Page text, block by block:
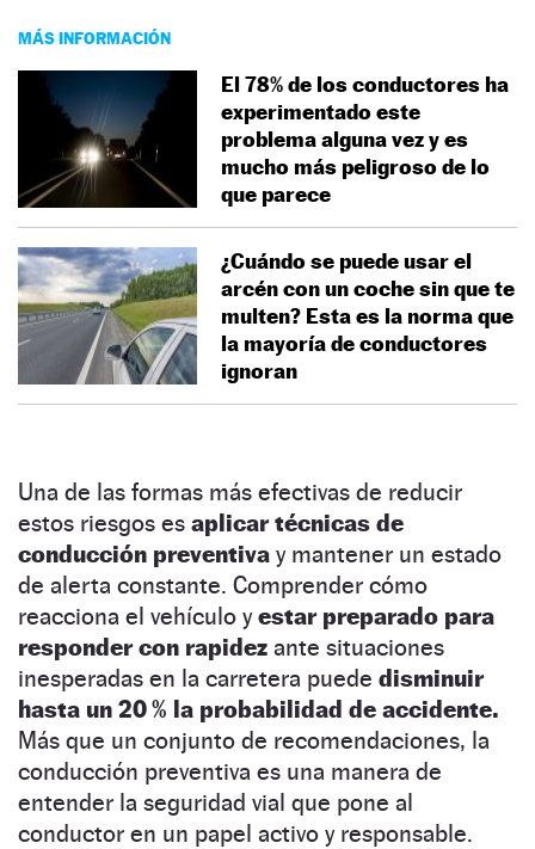
MÁS INFORMACIÓN
El 78% de los conductores ha
experimentado este
problema alguna vez y es
mucho más peligroso de lo
que parece
¿Cuándo se puede usar el
arcén con un coche sin que te
multen? Esta es la norma que
la mayoría de conductores
ignoran
Una de las formas más efectivas de reducir
estos riesgos es aplicar técnicas de
conducción preventiva y mantener un estado
de alerta constante. Comprender cómo
reacciona el vehículo yestar preparado para
responder con rapidez ante situaciones
inesperadas en la carretera puede disminuir
hasta un 20 % la probabilidad de accidente.
Más que un conjunto de recomendaciones, la
conducción preventiva es una manera de
entender la seguridad vial que pone al
conductor en un papel activo y responsable.